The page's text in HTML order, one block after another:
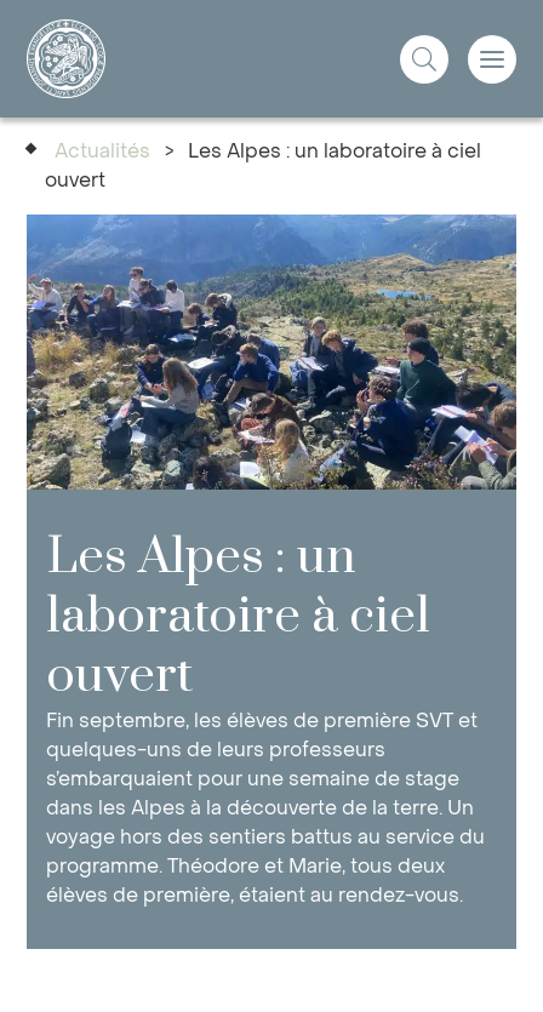
Actualités >
Les Alpes : un laboratoire à ciel
ouvert
Les Alpes : un
laboratoire à ciel
ouvert
Fin septembre, les élèves de première SVT et
quelques-uns de leurs professeurs
s’embarquaient pour une semaine de stage
dans les Alpes à la découverte de la terre. Un
voyage hors des sentiers battus au service du
programme. Théodore et Marie, tous deux
élèves de première, étaient au rendez-vous.